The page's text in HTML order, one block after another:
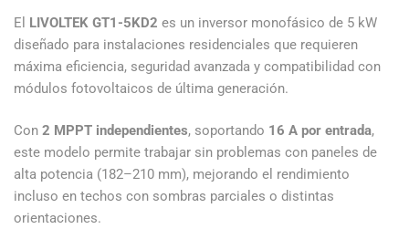
El LIVOLTEK GT1-5KD2 es un inversor monofásico de 5 kW
diseñado para instalaciones residenciales que requieren
máxima eficiencia, seguridad avanzada y compatibilidad con
módulos fotovoltaicos de última generación.
Con 2 MPPT independientes, soportando 16 A por entrada,
este modelo permite trabajar sin problemas con paneles de
alta potencia (182–210 mm), mejorando el rendimiento
incluso en techos con sombras parciales o distintas
orientaciones.